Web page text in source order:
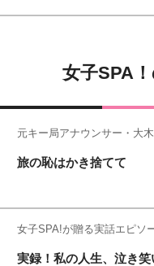
女子SPA
元キー局アナウンサー・大
旅の恥はかき捨てて
女子SPA!が贈る実話エピソ
実録！私の人生、泣き笑